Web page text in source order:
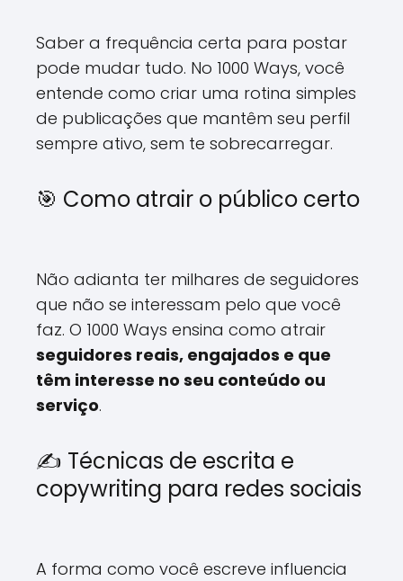
Saber a frequência certa para postar
pode mudar tudo. No 1000 Ways, você
entende como criar uma rotina simples
de publicações que mantêm seu perfil
sempre ativo, sem te sobrecarregar.
🎯 Como atrair o público certo
Não adianta ter milhares de seguidores
que não se interessam pelo que você
faz. O 1000 Ways ensina como atrair
seguidores reais, engajados e que
têm interesse no seu conteúdo ou
serviço.
✍️ Técnicas de escrita e
copywriting para redes sociais
A forma como você escreve influencia